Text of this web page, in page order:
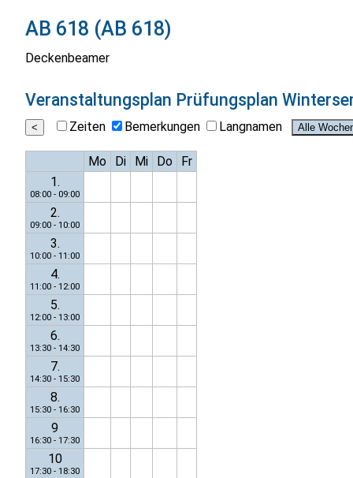
AB 618 (AB 618)
Deckenbeamer
Veranstaltungsplan Prüfungsplan
Zeiten Bemerkungen Langnamen
Mo Di Mi Do
Fr
1.
08:00 - 09:00
2.
09:00 - 10:00
3.
10:00 - 11:00
4.
11:00 - 12:00
5.
12:00 - 13:00
6.
13:30 - 14:30
7.
14:30 - 15:30
8.
15:30 - 16:30
9
16:30 - 17:30
10
17:30 - 18:30